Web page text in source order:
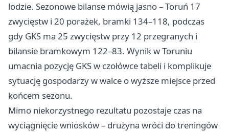
lodzie. Sezonowe bilanse mówią jasno – Toruń 17
zwycięstw i 20 porażek, bramki 134–118, podczas
gdy GKS ma 25 zwycięstw przy 12 przegranych i
bilansie bramkowym 122–83. Wynik w Toruniu
umacnia pozycję GKS w czołówce tabeli i komplikuje
sytuację gospodarzy w walce o wyższe miejsce przed
końcem sezonu.
Mimo niekorzystnego rezultatu pozostaje czas na
wyciągnięcie wniosków – drużyna wróci do treningów